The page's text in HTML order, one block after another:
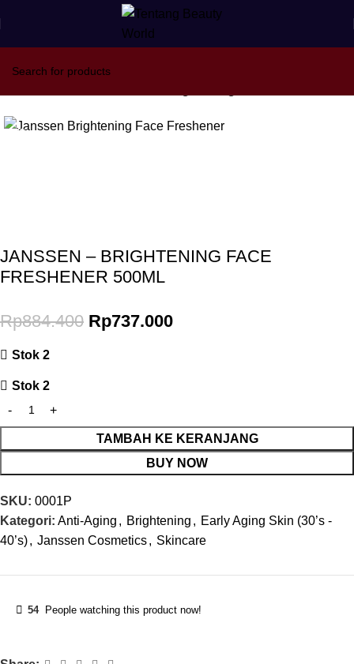
-17%
JANSSEN – BRIGHTENING FACE
FRESHENER 500ML
Rp884.400 Rp737.000
Stok 2
Stok 2
TAMBAH KE KERANJANG
BUY NOW
SKU: 0001P
Kategori: Anti-Aging , Brightening , Early Aging Skin (30’s -
40’s), Janssen Cosmetics, Skincare
54 People watching this product now!